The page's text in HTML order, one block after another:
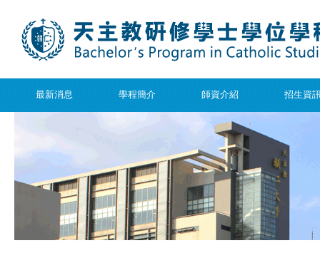
最新消息 學程簡介 師資介紹 招生資